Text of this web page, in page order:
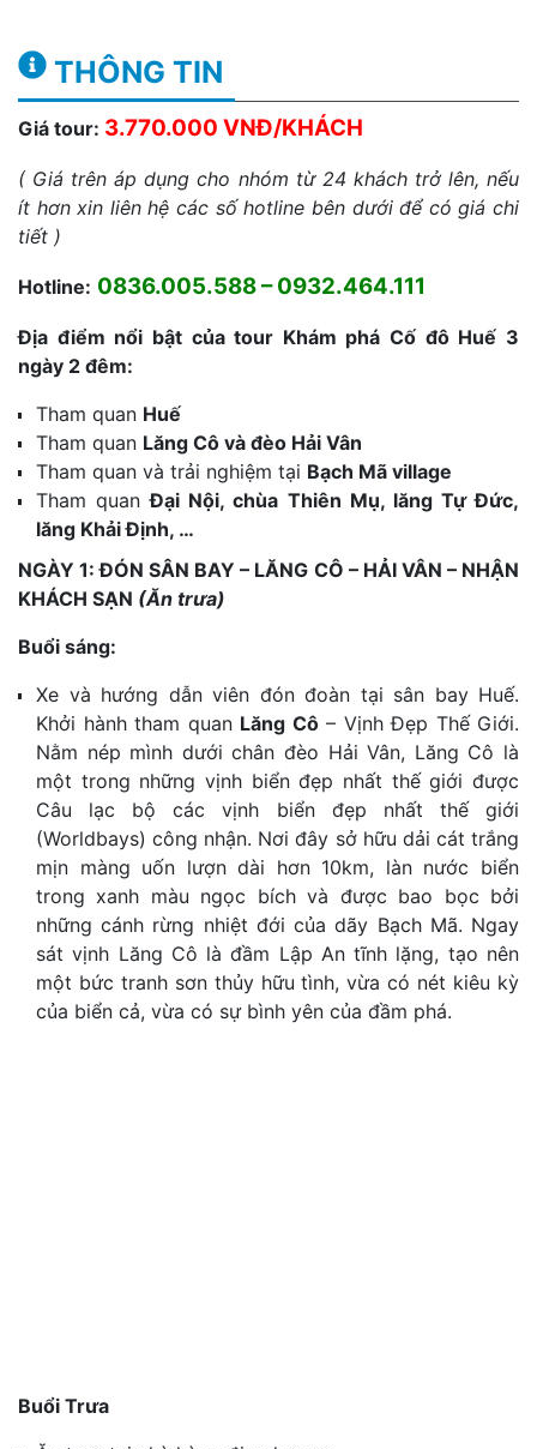
THÔNG TIN
Giá tour: 3.770.000 VNĐ/KHÁCH
( Giá trên áp dụng cho nhóm từ 24 khách trở lên, nếu
ít hơn xin liên hệ các số hotline bên dưới để có giá chi
tiết )
Hotline: 0836.005.588 – 0932.464.111
Địa điểm nổi bật của tour Khám phá Cố đô Huế 3
ngày 2 đêm:
Tham quan Huế
Tham quan Lăng Cô và đèo Hải Vân
Tham quan và trải nghiệm tại Bạch Mã village
Tham quanĐại Nội, chùa Thiên Mụ, lăng Tự Đức,
lăng Khải Định, …
NGÀY 1: ĐÓN SÂN BAY – LĂNG CÔ – HẢI VÂN – NHẬN
KHÁCH SẠN (Ăn trưa)
Buổi sáng:
Xe và hướng dẫn viên đón đoàn tại sân bay Huế.
Khởi hành tham quan Lăng Cô– Vịnh Đẹp Thế Giới.
Nằm nép mình dưới chân đèo Hải Vân, Lăng Cô là
một trong những vịnh biển đẹp nhất thế giới được
Câu lạc bộ các vịnh biển đẹp nhất thế giới
(Worldbays) công nhận. Nơi đây sở hữu dải cát trắng
mịn màng uốn lượn dài hơn 10km, làn nước biển
trong xanh màu ngọc bích và được bao bọc bởi
những cánh rừng nhiệt đới của dãy Bạch Mã. Ngay
sát vịnh Lăng Cô là đầm Lập An tĩnh lặng, tạo nên
một bức tranh sơn thủy hữu tình, vừa có nét kiêu kỳ
của biển cả, vừa có sự bình yên của đầm phá.
Buổi Trưa